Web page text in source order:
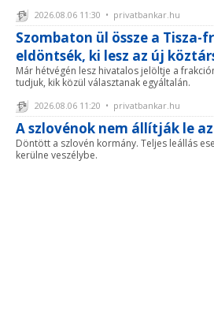
2026.08.06 11:30 • privatbankar.hu
Szombaton ül össze a Tisza-
eldöntsék, ki lesz az új
Már hétvégén lesz hivatalos jelöltje a
tudjuk, kik közül választanak egyáltalán.
2026.08.06 11:20 • privatbankar.hu
A szlovénok nem állítják le
Döntött a szlovén kormány. Teljes leállás
kerülne veszélybe.